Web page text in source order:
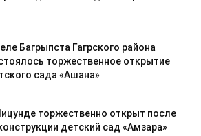
Багрыпста Гагрского района
торжественное открытие
сада «Ашана»
торжественно открыт после
детский сад «Амзара»